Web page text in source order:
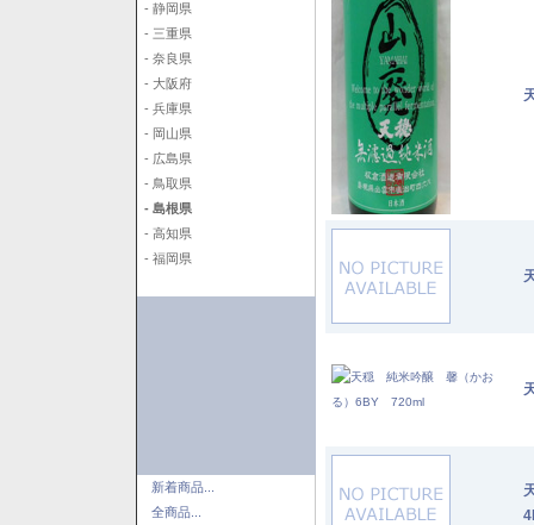
- 静岡県
- 三重県
- 奈良県
- 大阪府
- 兵庫県
- 岡山県
- 広島県
- 鳥取県
- 島根県
- 高知県
- 福岡県
新着商品...
全商品...